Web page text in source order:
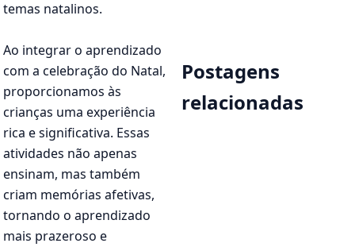
temas natalinos.
Ao integrar o aprendizado
com a celebração do Natal,
proporcionamos às
crianças uma experiência
rica e significativa. Essas
atividades não apenas
ensinam, mas também
criam memórias afetivas,
tornando o aprendizado
mais prazeroso e
Postagens
relacionadas